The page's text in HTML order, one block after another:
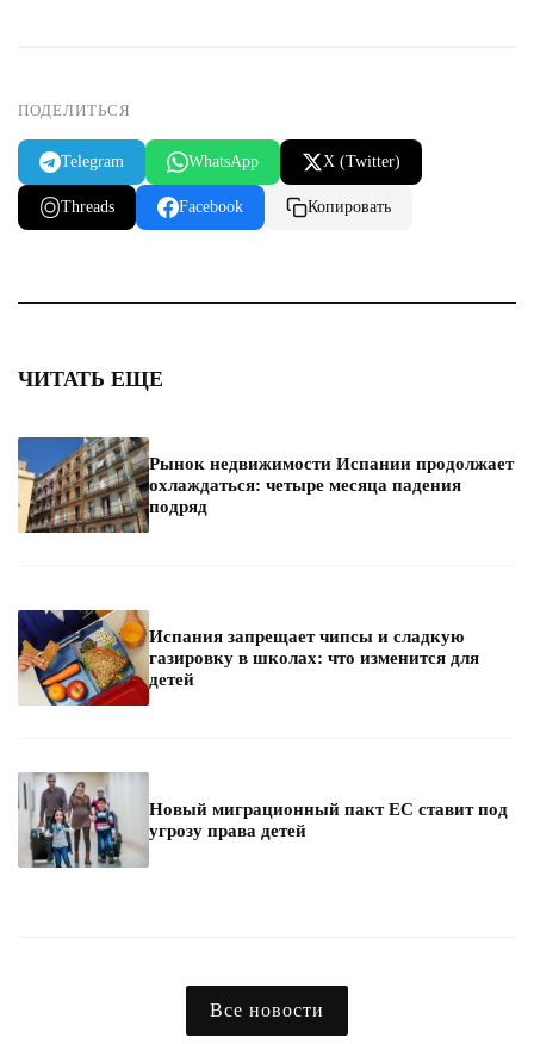
ПОДЕЛИТЬСЯ
Telegram WhatsApp X (Twitter)
Threads Facebook Копировать
ЧИТАТЬ ЕЩЕ
Рынок недвижимости Испании продолжает
охлаждаться: четыре месяца падения
подряд
Испания запрещает чипсы и сладкую
газировку в школах: что изменится для
детей
Новый миграционный пакт ЕС ставит под
угрозу права детей
Все новости